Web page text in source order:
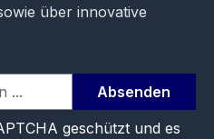
über innovative
Absenden
geschützt und es